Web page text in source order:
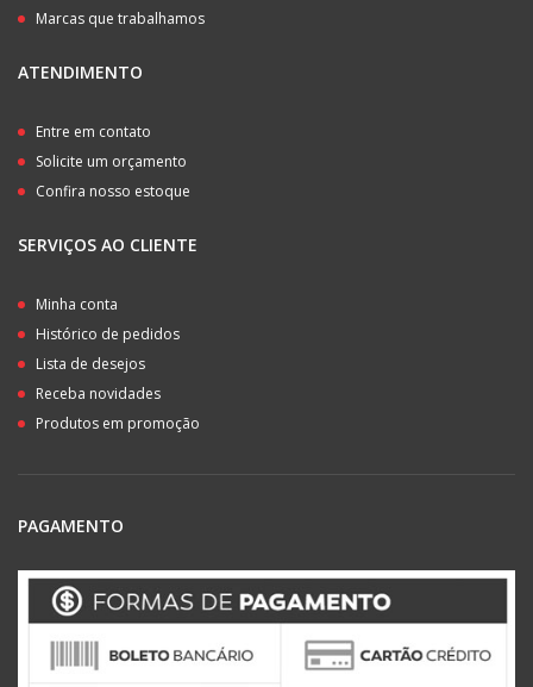
Marcas que trabalhamos
ATENDIMENTO
Entre em contato
Solicite um orçamento
Confira nosso estoque
SERVIÇOS AO CLIENTE
Minha conta
Histórico de pedidos
Lista de desejos
Receba novidades
Produtos em promoção
PAGAMENTO